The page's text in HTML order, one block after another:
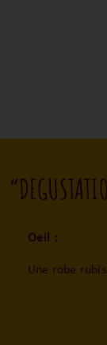
Oeil :
Une robe